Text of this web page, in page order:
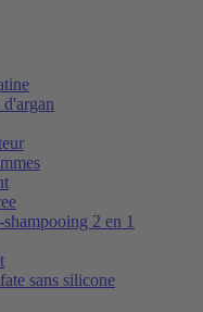
2 en 1
sans silicone